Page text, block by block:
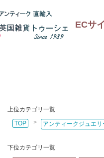
ECサ
上位カテゴリ一覧
TOP
> アンティークジュエリ
下位カテゴリ一覧